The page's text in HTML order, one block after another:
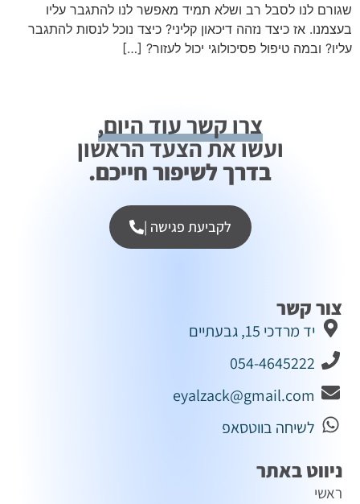
שגורם לנו לסבל רב ושלא תמיד מאפשר לנו להתגבר עליו
בעצמנו. אז כיצד נזהה דיכאון קליני? כיצד נוכל לנסות להתגבר
עליו? ובמה טיפול פסיכולוגי יכול לעזור? […]
צרו קשר עוד היום,
ועשו את הצעד הראשון
בדרך לשיפור חייכם.
לקביעת פגישה |
צור קשר
יד מרדכי 15, גבעתיים
054-4645222
eyalzack@gmail.com
לשיחה בווטסאפ
ניווט באתר
ראשי